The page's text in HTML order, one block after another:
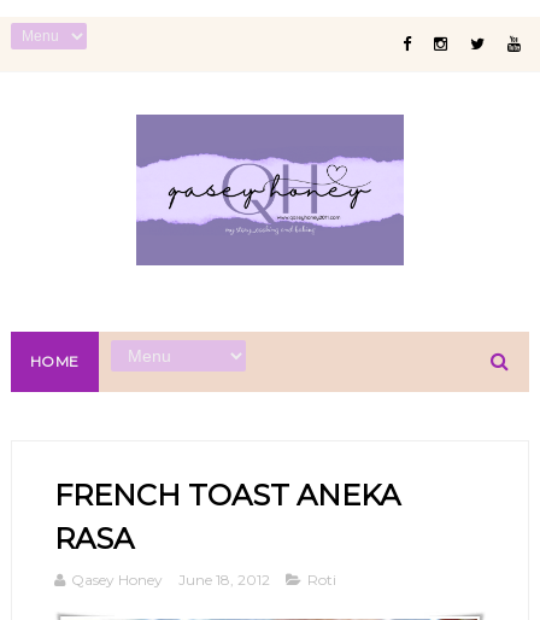
HOME
FRENCH TOAST ANEKA
RASA
Qasey Honey June 18, 2012 Roti